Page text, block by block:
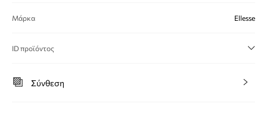
Μάρκα Ellesse
ID προϊόντος
Σύνθεση